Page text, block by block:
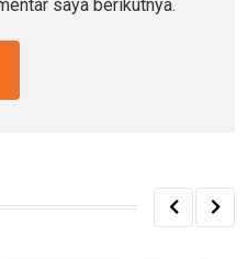
saya berikutnya.